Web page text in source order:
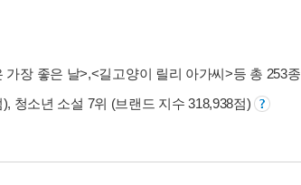
가장 좋은 날>,<길고양이 릴리 아가씨>등 총 253종
청소년 소설 7위 (브랜드 지수 318,938점)